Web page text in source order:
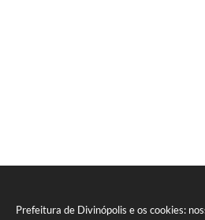
Prefeitura de Divinópolis e os cookies: